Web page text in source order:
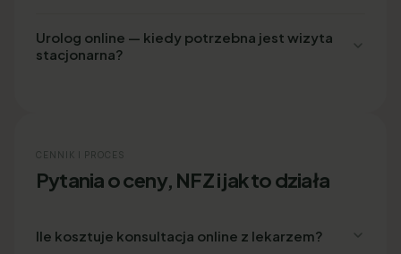
Urolog online — kiedy potrzebna jest wizyta
stacjonarna?
CENNIK I PROCES
Pytania o ceny, NFZ i jak to działa
Ile kosztuje konsultacja online z lekarzem?